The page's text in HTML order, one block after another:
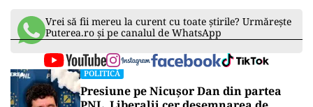
Vrei să fii mereu la curent cu toate știrile? Urmărește
Puterea.ro și pe canalul de WhatsApp
POLITICĂ
Presiune pe Nicușor Dan din partea